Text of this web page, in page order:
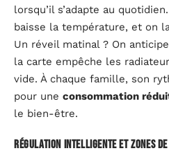
lorsqu’il s’adapte au
baisse la température, et on
Un réveil matinal ? On
la carte empêche les
vide. À chaque famille, son
pour une consommation
le bien-être.
Régulation intelligente et zones